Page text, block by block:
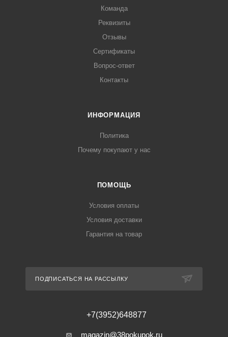
Команда
Реквизиты
Отзывы
Сертификаты
Вопрос-ответ
Контакты
ИНФОРМАЦИЯ
Политика
Почему покупают у нас
ПОМОЩЬ
Условия оплаты
Условия доставки
Гарантия на товар
ПОДПИСАТЬСЯ НА РАССЫЛКУ
+7(3952)648877
magazin@38pokupok.ru